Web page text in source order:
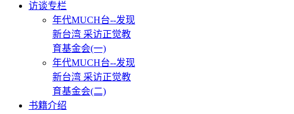
访谈专栏
年代MUCH台--发现
新台湾 采访正觉教
育基金会(一)
年代MUCH台--发现
新台湾 采访正觉教
育基金会(二)
书籍介绍